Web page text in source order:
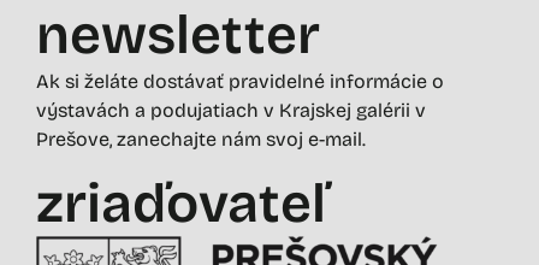
newsletter
Ak si želáte dostávať pravidelné informácie o
výstavách a podujatiach v Krajskej galérii v
Prešove, zanechajte nám svoj e-mail.
zriaďovateľ